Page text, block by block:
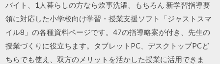
バイト、1人暮らしの方なら炊事洗濯、もちろん 新学習指導要
領に対応した小学校向け学習・授業支援ソフト「ジャストスマ
イル8」の各種資料ページです。47の指導略案が付き、先生の
授業づくりに役立ちます。タブレットPC、デスクトップPCど
ちらでも使え、双方のメリットを活かした授業に活用できま